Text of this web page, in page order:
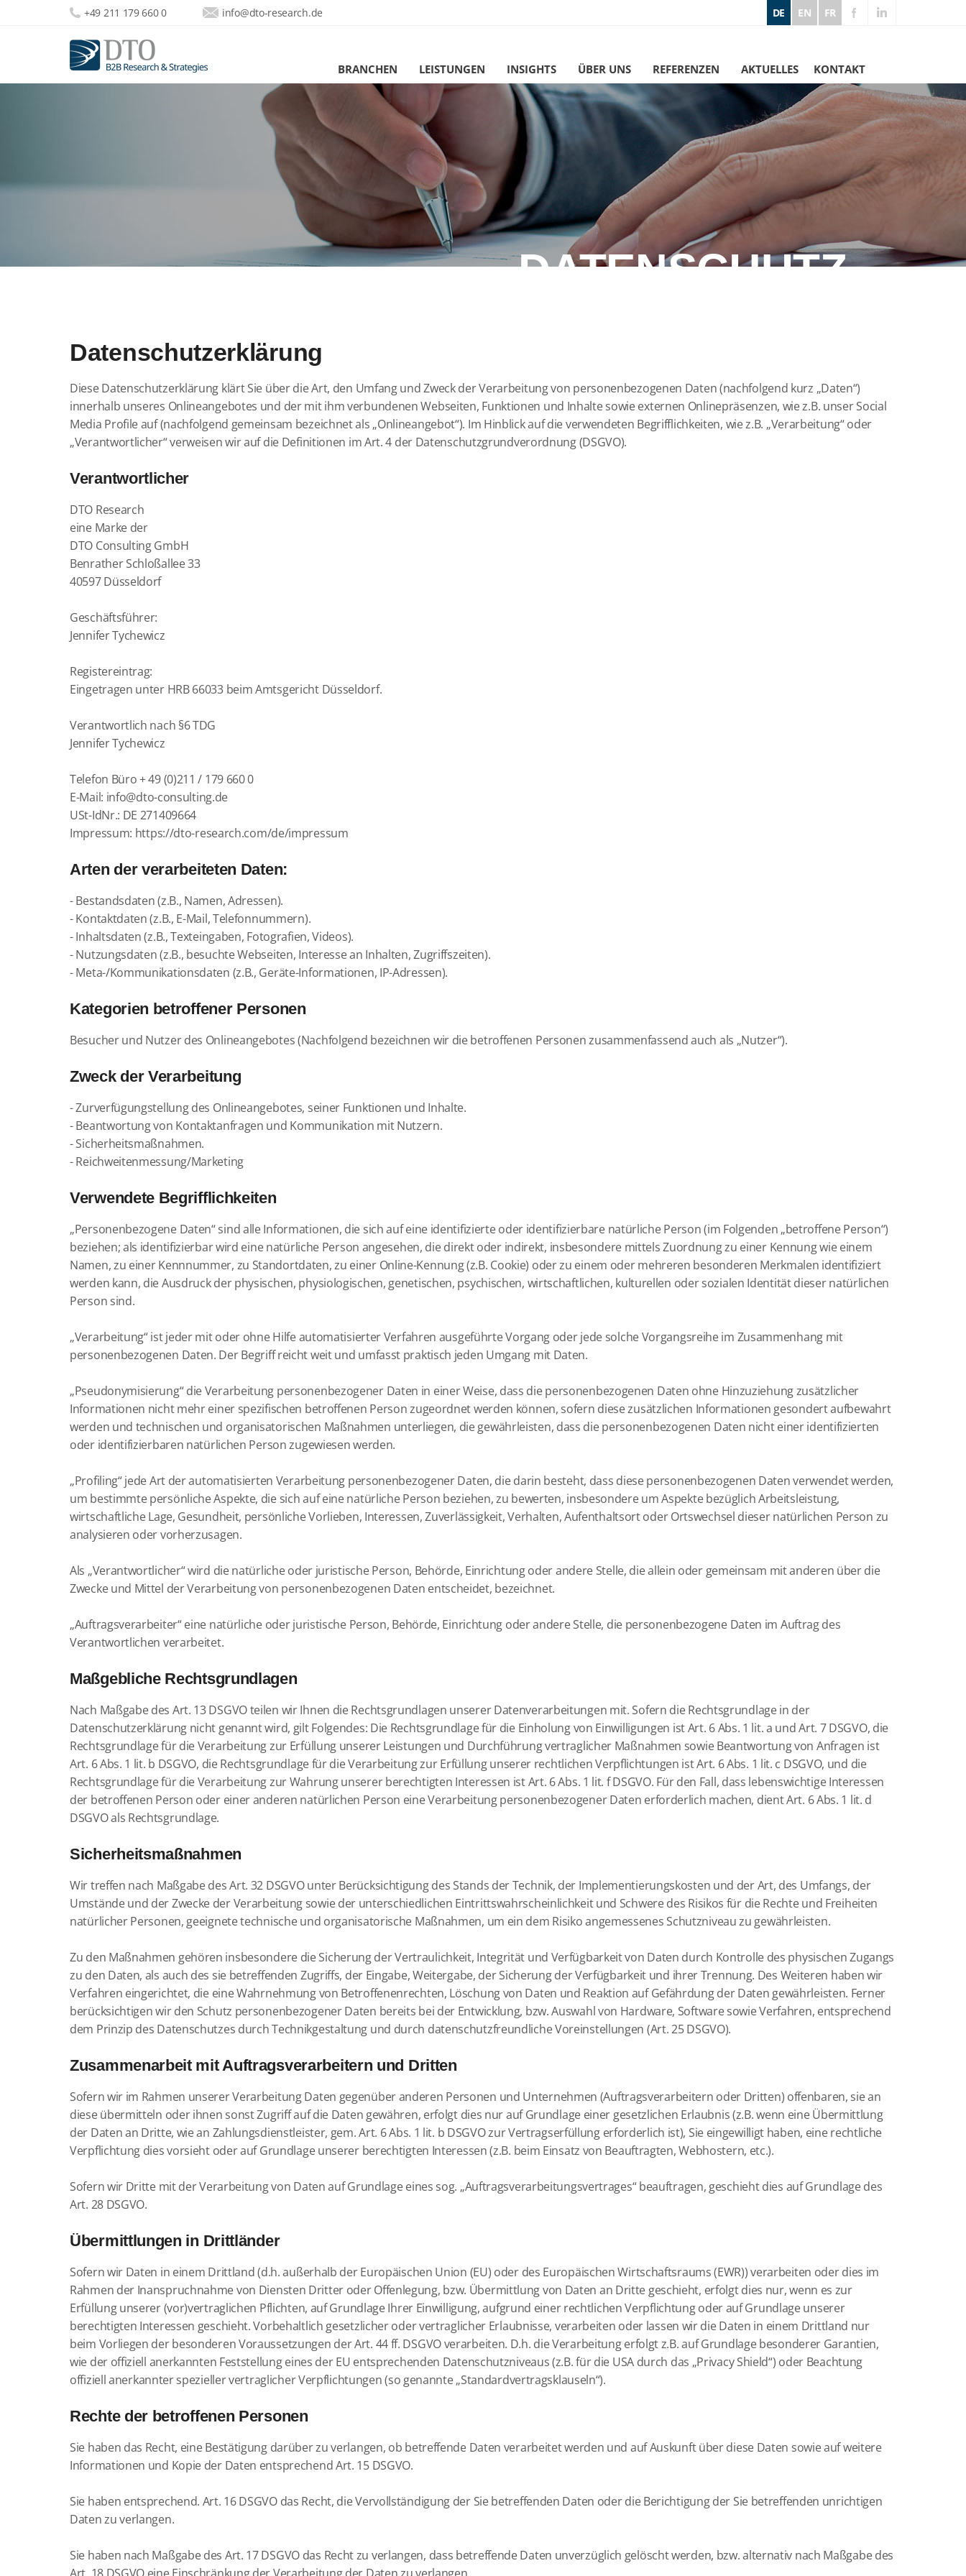
+49 211 179 660 0 info@dto-research.de DE EN FR
BRANCHEN LEISTUNGEN INSIGHTS ÜBER UNS REFERENZEN AKTUELLES KONTAKT
DATENSCHUTZ
Datenschutzerklärung
Diese Datenschutzerklärung klärt Sie über die Art, den Umfang und Zweck der Verarbeitung von personenbezogenen Daten (nachfolgend kurz „Daten“)
innerhalb unseres Onlineangebotes und der mit ihm verbundenen Webseiten, Funktionen und Inhalte sowie externen Onlinepräsenzen, wie z.B. unser Social
Media Profile auf (nachfolgend gemeinsam bezeichnet als „Onlineangebot“). Im Hinblick auf die verwendeten Begrifflichkeiten, wie z.B. „Verarbeitung“ oder
„Verantwortlicher“ verweisen wir auf die Definitionen im Art. 4 der Datenschutzgrundverordnung (DSGVO).
Verantwortlicher
DTO Research
eine Marke der
DTO Consulting GmbH
Benrather Schloßallee 33
40597 Düsseldorf
Geschäftsführer:
Jennifer Tychewicz
Registereintrag:
Eingetragen unter HRB 66033 beim Amtsgericht Düsseldorf.
Verantwortlich nach §6 TDG
Jennifer Tychewicz
Telefon Büro + 49 (0)211 / 179 660 0
E-Mail: info@dto-consulting.de
USt-IdNr.: DE 271409664
Impressum: https://dto-research.com/de/impressum
Arten der verarbeiteten Daten:
- Bestandsdaten (z.B., Namen, Adressen).
- Kontaktdaten (z.B., E-Mail, Telefonnummern).
- Inhaltsdaten (z.B., Texteingaben, Fotografien, Videos).
- Nutzungsdaten (z.B., besuchte Webseiten, Interesse an Inhalten, Zugriffszeiten).
- Meta-/Kommunikationsdaten (z.B., Geräte-Informationen, IP-Adressen).
Kategorien betroffener Personen
Besucher und Nutzer des Onlineangebotes (Nachfolgend bezeichnen wir die betroffenen Personen zusammenfassend auch als „Nutzer“).
Zweck der Verarbeitung
- Zurverfügungstellung des Onlineangebotes, seiner Funktionen und Inhalte.
- Beantwortung von Kontaktanfragen und Kommunikation mit Nutzern.
- Sicherheitsmaßnahmen.
- Reichweitenmessung/Marketing
Verwendete Begrifflichkeiten
„Personenbezogene Daten“ sind alle Informationen, die sich auf eine identifizierte oder identifizierbare natürliche Person (im Folgenden „betroffene Person“)
beziehen; als identifizierbar wird eine natürliche Person angesehen, die direkt oder indirekt, insbesondere mittels Zuordnung zu einer Kennung wie einem
Namen, zu einer Kennnummer, zu Standortdaten, zu einer Online-Kennung (z.B. Cookie) oder zu einem oder mehreren besonderen Merkmalen identifiziert
werden kann, die Ausdruck der physischen, physiologischen, genetischen, psychischen, wirtschaftlichen, kulturellen oder sozialen Identität dieser natürlichen
Person sind.
„Verarbeitung“ ist jeder mit oder ohne Hilfe automatisierter Verfahren ausgeführte Vorgang oder jede solche Vorgangsreihe im Zusammenhang mit
personenbezogenen Daten. Der Begriff reicht weit und umfasst praktisch jeden Umgang mit Daten.
„Pseudonymisierung“ die Verarbeitung personenbezogener Daten in einer Weise, dass die personenbezogenen Daten ohne Hinzuziehung zusätzlicher
Informationen nicht mehr einer spezifischen betroffenen Person zugeordnet werden können, sofern diese zusätzlichen Informationen gesondert aufbewahrt
werden und technischen und organisatorischen Maßnahmen unterliegen, die gewährleisten, dass die personenbezogenen Daten nicht einer identifizierten
oder identifizierbaren natürlichen Person zugewiesen werden.
„Profiling“ jede Art der automatisierten Verarbeitung personenbezogener Daten, die darin besteht, dass diese personenbezogenen Daten verwendet werden,
um bestimmte persönliche Aspekte, die sich auf eine natürliche Person beziehen, zu bewerten, insbesondere um Aspekte bezüglich Arbeitsleistung,
wirtschaftliche Lage, Gesundheit, persönliche Vorlieben, Interessen, Zuverlässigkeit, Verhalten, Aufenthaltsort oder Ortswechsel dieser natürlichen Person zu
analysieren oder vorherzusagen.
Als „Verantwortlicher“ wird die natürliche oder juristische Person, Behörde, Einrichtung oder andere Stelle, die allein oder gemeinsam mit anderen über die
Zwecke und Mittel der Verarbeitung von personenbezogenen Daten entscheidet, bezeichnet.
„Auftragsverarbeiter“ eine natürliche oder juristische Person, Behörde, Einrichtung oder andere Stelle, die personenbezogene Daten im Auftrag des
Verantwortlichen verarbeitet.
Maßgebliche Rechtsgrundlagen
Nach Maßgabe des Art. 13 DSGVO teilen wir Ihnen die Rechtsgrundlagen unserer Datenverarbeitungen mit. Sofern die Rechtsgrundlage in der
Datenschutzerklärung nicht genannt wird, gilt Folgendes: Die Rechtsgrundlage für die Einholung von Einwilligungen ist Art. 6 Abs. 1 lit. a und Art. 7 DSGVO, die
Rechtsgrundlage für die Verarbeitung zur Erfüllung unserer Leistungen und Durchführung vertraglicher Maßnahmen sowie Beantwortung von Anfragen ist
Art. 6 Abs. 1 lit. b DSGVO, die Rechtsgrundlage für die Verarbeitung zur Erfüllung unserer rechtlichen Verpflichtungen ist Art. 6 Abs. 1 lit. c DSGVO, und die
Rechtsgrundlage für die Verarbeitung zur Wahrung unserer berechtigten Interessen ist Art. 6 Abs. 1 lit. f DSGVO. Für den Fall, dass lebenswichtige Interessen
der betroffenen Person oder einer anderen natürlichen Person eine Verarbeitung personenbezogener Daten erforderlich machen, dient Art. 6 Abs. 1 lit. d
DSGVO als Rechtsgrundlage.
Sicherheitsmaßnahmen
Wir treffen nach Maßgabe des Art. 32 DSGVO unter Berücksichtigung des Stands der Technik, der Implementierungskosten und der Art, des Umfangs, der
Umstände und der Zwecke der Verarbeitung sowie der unterschiedlichen Eintrittswahrscheinlichkeit und Schwere des Risikos für die Rechte und Freiheiten
natürlicher Personen, geeignete technische und organisatorische Maßnahmen, um ein dem Risiko angemessenes Schutzniveau zu gewährleisten.
Zu den Maßnahmen gehören insbesondere die Sicherung der Vertraulichkeit, Integrität und Verfügbarkeit von Daten durch Kontrolle des physischen Zugangs
zu den Daten, als auch des sie betreffenden Zugriffs, der Eingabe, Weitergabe, der Sicherung der Verfügbarkeit und ihrer Trennung. Des Weiteren haben wir
Verfahren eingerichtet, die eine Wahrnehmung von Betroffenenrechten, Löschung von Daten und Reaktion auf Gefährdung der Daten gewährleisten. Ferner
berücksichtigen wir den Schutz personenbezogener Daten bereits bei der Entwicklung, bzw. Auswahl von Hardware, Software sowie Verfahren, entsprechend
dem Prinzip des Datenschutzes durch Technikgestaltung und durch datenschutzfreundliche Voreinstellungen (Art. 25 DSGVO).
Zusammenarbeit mit Auftragsverarbeitern und Dritten
Sofern wir im Rahmen unserer Verarbeitung Daten gegenüber anderen Personen und Unternehmen (Auftragsverarbeitern oder Dritten) offenbaren, sie an
diese übermitteln oder ihnen sonst Zugriff auf die Daten gewähren, erfolgt dies nur auf Grundlage einer gesetzlichen Erlaubnis (z.B. wenn eine Übermittlung
der Daten an Dritte, wie an Zahlungsdienstleister, gem. Art. 6 Abs. 1 lit. b DSGVO zur Vertragserfüllung erforderlich ist), Sie eingewilligt haben, eine rechtliche
Verpflichtung dies vorsieht oder auf Grundlage unserer berechtigten Interessen (z.B. beim Einsatz von Beauftragten, Webhostern, etc.).
Sofern wir Dritte mit der Verarbeitung von Daten auf Grundlage eines sog. „Auftragsverarbeitungsvertrages“ beauftragen, geschieht dies auf Grundlage des
Art. 28 DSGVO.
Übermittlungen in Drittländer
Sofern wir Daten in einem Drittland (d.h. außerhalb der Europäischen Union (EU) oder des Europäischen Wirtschaftsraums (EWR)) verarbeiten oder dies im
Rahmen der Inanspruchnahme von Diensten Dritter oder Offenlegung, bzw. Übermittlung von Daten an Dritte geschieht, erfolgt dies nur, wenn es zur
Erfüllung unserer (vor)vertraglichen Pflichten, auf Grundlage Ihrer Einwilligung, aufgrund einer rechtlichen Verpflichtung oder auf Grundlage unserer
berechtigten Interessen geschieht. Vorbehaltlich gesetzlicher oder vertraglicher Erlaubnisse, verarbeiten oder lassen wir die Daten in einem Drittland nur
beim Vorliegen der besonderen Voraussetzungen der Art. 44 ff. DSGVO verarbeiten. D.h. die Verarbeitung erfolgt z.B. auf Grundlage besonderer Garantien,
wie der offiziell anerkannten Feststellung eines der EU entsprechenden Datenschutzniveaus (z.B. für die USA durch das „Privacy Shield“) oder Beachtung
offiziell anerkannter spezieller vertraglicher Verpflichtungen (so genannte „Standardvertragsklauseln“).
Rechte der betroffenen Personen
Sie haben das Recht, eine Bestätigung darüber zu verlangen, ob betreffende Daten verarbeitet werden und auf Auskunft über diese Daten sowie auf weitere
Informationen und Kopie der Daten entsprechend Art. 15 DSGVO.
Sie haben entsprechend. Art. 16 DSGVO das Recht, die Vervollständigung der Sie betreffenden Daten oder die Berichtigung der Sie betreffenden unrichtigen
Daten zu verlangen.
Sie haben nach Maßgabe des Art. 17 DSGVO das Recht zu verlangen, dass betreffende Daten unverzüglich gelöscht werden, bzw. alternativ nach Maßgabe des